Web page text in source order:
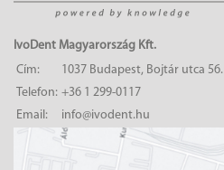
IvoDent Magyarország Kft.
Cím:
1037 Budapest, Bojtár utca 56.
Telefon: +36 1 299-0117
Email:
info@ivodent.hu